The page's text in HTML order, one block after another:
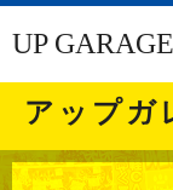
UP
アップガ